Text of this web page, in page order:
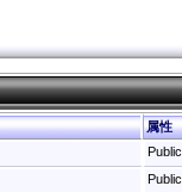
属性
Public
Public